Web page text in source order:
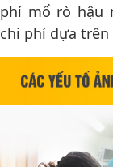
phí mổ rò hậu
chi phí dựa